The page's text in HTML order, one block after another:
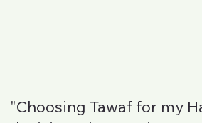
"Choosing Tawaf for my